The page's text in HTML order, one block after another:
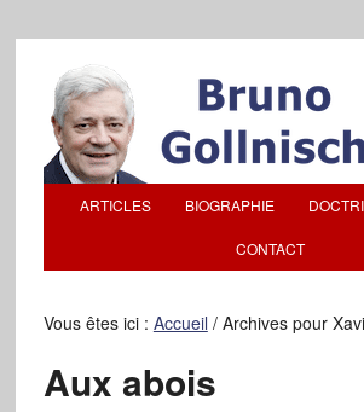
ARTICLES BIOGRAPHIE
CONTACT
Vous êtes ici : Accueil /Archives pour
Aux abois